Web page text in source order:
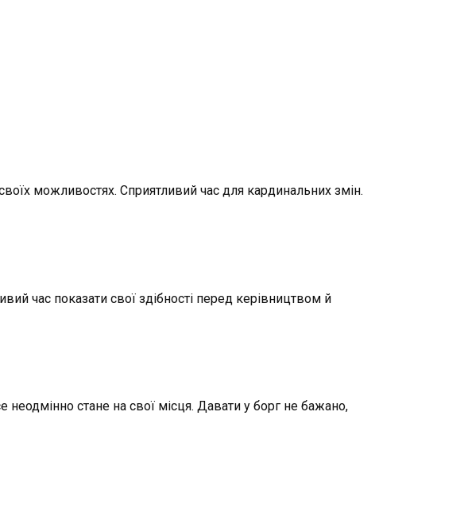
можливостях. Сприятливий час для кардинальних змін.
час показати свої здібності перед керівництвом й
стане на свої місця. Давати у борг не бажано,